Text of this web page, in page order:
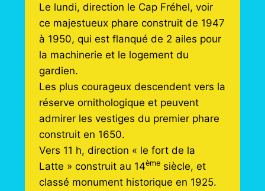
Le lundi, direction le Cap Fréhel, voir
ce majestueux phare construit de 1947
à 1950, qui est flanqué de 2 ailes pour
la machinerie et le logement du
gardien.
Les plus courageux descendent vers la
réserve ornithologique et peuvent
admirer les vestiges du premier phare
construit en 1650.
Vers 11 h, direction « le fort de la
Latte » construit au 14èmesiècle, et
classé monument historique en 1925.